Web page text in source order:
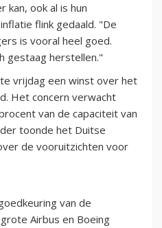
kan, ook al is hun
flink gedaald. "De
is vooral heel goed.
gestaag herstellen."
vrijdag een winst over het
Het concern verwacht
van de capaciteit van
toonde het Duitse
de vooruitzichten voor
van de
Airbus en Boeing